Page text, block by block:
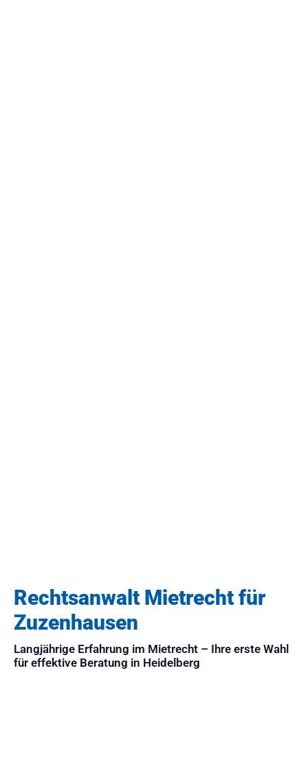
Rechtsanwalt Mietrecht für
Zuzenhausen
Langjährige Erfahrung im Mietrecht – Ihre erste Wahl
für effektive Beratung in Heidelberg